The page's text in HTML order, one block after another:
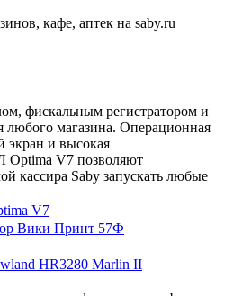
фискальным регистратором и
любого магазина. Операционная
экран и высокая
Optima V7 позволяют
кассира Saby запускать любые
V7
Вики Принт 57Ф
HR3280 Marlin II